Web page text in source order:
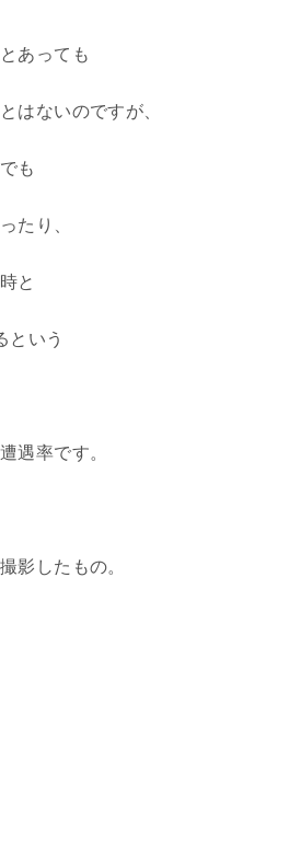
あっても
はないのですが、
も
たり、
と
という
遇率です。
影したもの。